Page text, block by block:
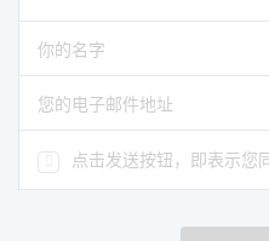
请输入评论
请输入你的名字
请输入正确的电子邮件地址
点击发送按钮，即表示您